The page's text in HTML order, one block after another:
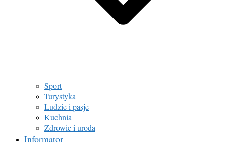
Sport
Turystyka
Ludzie i pasje
Kuchnia
Zdrowie i uroda
Informator